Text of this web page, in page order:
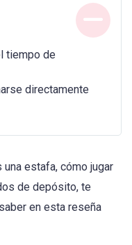
tiempo de
directamente
estafa, cómo jugar
de depósito, te
en esta reseña